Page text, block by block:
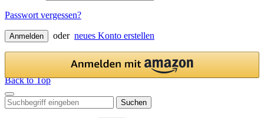
Passwort vergessen?
Anmelden oder neues Konto erstellen
Back to Top
Suchen